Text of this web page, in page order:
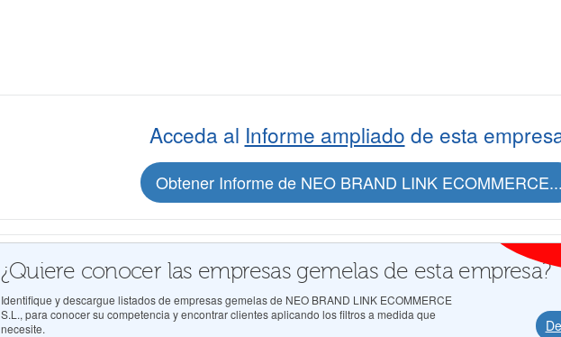
Acceda al Informe ampliado de esta
Obtener Informe de NEO BRAND LINK
¿Quiere conocer las empresas gemelas de esta empresa?
Identifique y descargue listados de empresas gemelas de NEO BRAND LINK ECOMMERCE
S.L., para conocer su competencia y encontrar clientes aplicando los filtros a medida que
necesite.